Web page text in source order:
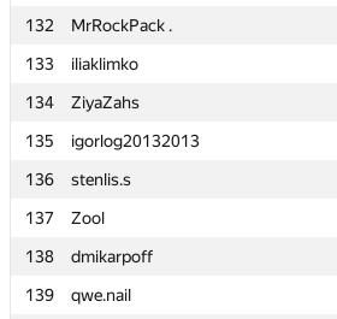
132
MrRockPack .
133
iliaklimko
134
ZiyaZahs
135
igorlog20132013
136
stenlis.s
137
Zool
138
dmikarpoff
139
qwe.nail
132
MrRockPack .
133
iliaklimko
134
ZiyaZahs
135
igorlog20132013
136
stenlis.s
137
Zool
138
dmikarpoff
139
qwe.nail